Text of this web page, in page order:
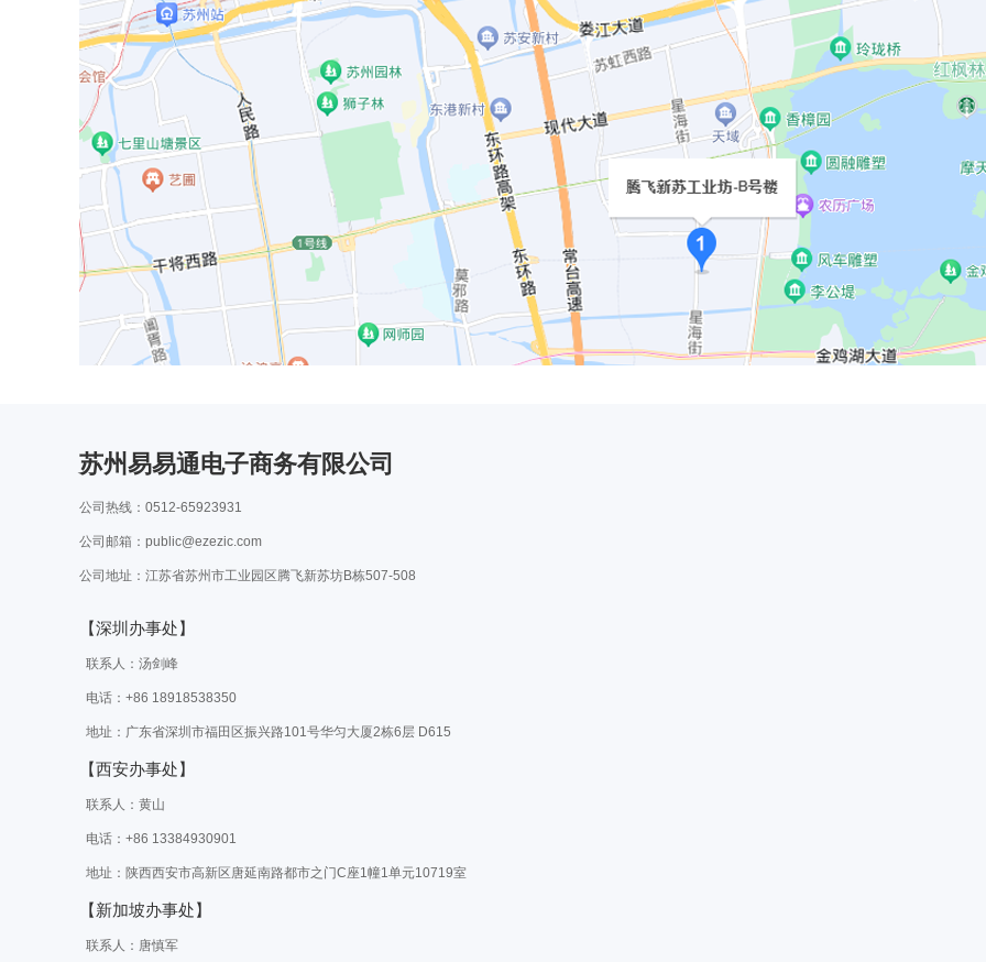
苏州易易通电子商务有限公司
公司热线：0512-65923931
公司邮箱：public@ezezic.com
公司地址：江苏省苏州市工业园区腾飞新苏坊B栋507-508
【深圳办事处】
联系人：汤剑峰
电话：+86 18918538350
地址：广东省深圳市福田区振兴路101号华匀大厦2栋6层 D615
【西安办事处】
联系人：黄山
电话：+86 13384930901
地址：陕西西安市高新区唐延南路都市之门C座1幢1单元10719室
【新加坡办事处】
联系人：唐慎军